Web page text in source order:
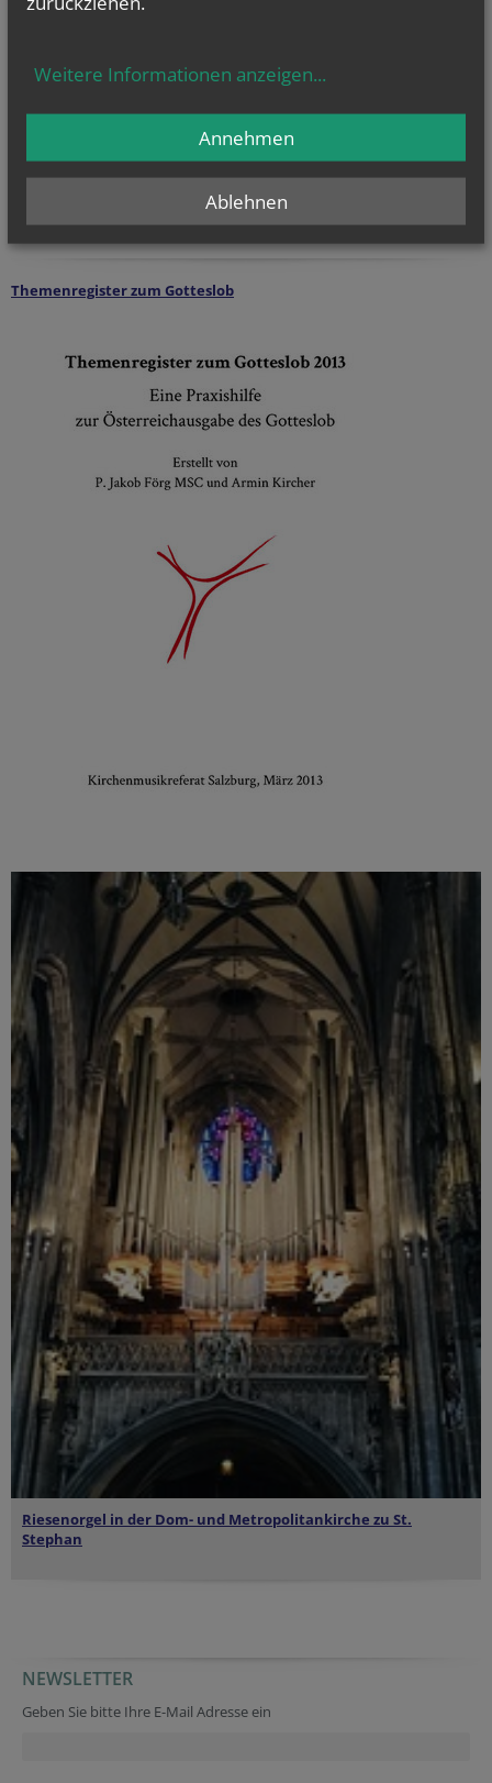
Liedplan zum Gottesdienst 2025/2026
Themenregister zum Gotteslob
Riesenorgel in der Dom- und Metropolitankirche zu St.
Stephan
NEWSLETTER
Geben Sie bitte Ihre E-Mail Adresse ein
Weitere Informationen anzeigen...
Ablehnen
Annehmen